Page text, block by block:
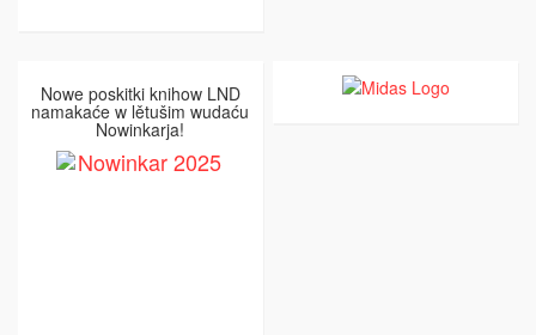
Nowe poskitki knihow LND
namakaće w lětušim wudaću
Nowinkarja!